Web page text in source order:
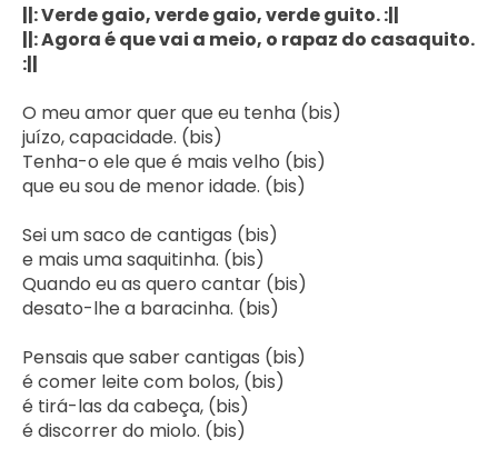
||: Verde gaio, verde gaio, verde guito. :||
||: Agora é que vai a meio, o rapaz do casaquito.
:||
O meu amor quer que eu tenha (bis)
juízo, capacidade. (bis)
Tenha-o ele que é mais velho (bis)
que eu sou de menor idade. (bis)
Sei um saco de cantigas (bis)
e mais uma saquitinha. (bis)
Quando eu as quero cantar (bis)
desato-lhe a baracinha. (bis)
Pensais que saber cantigas (bis)
é comer leite com bolos, (bis)
é tirá-las da cabeça, (bis)
é discorrer do miolo. (bis)